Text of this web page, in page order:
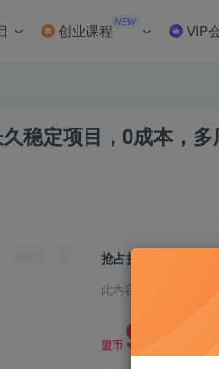
创业课程 NEW VIP
稳定项目，0成本，
抢占拼多多虚拟电
此内容为付费阅读，请
盟币 9.9